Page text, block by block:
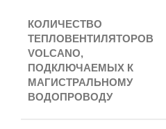
КОЛИЧЕСТВО
ТЕПЛОВЕНТИЛЯТОРОВ
VOLCANO,
ПОДКЛЮЧАЕМЫХ К
МАГИСТРАЛЬНОМУ
ВОДОПРОВОДУ